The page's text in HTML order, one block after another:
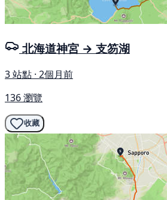
北海道神宮 → 支笏湖
3 站點 · 2個月前
136 瀏覽
收藏